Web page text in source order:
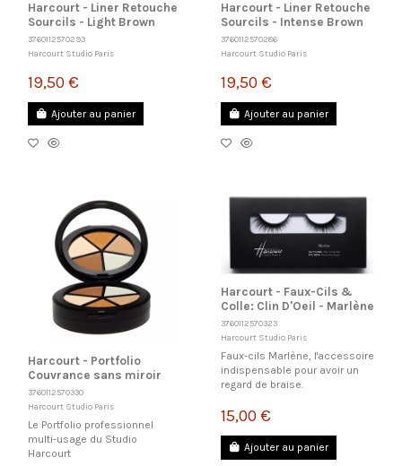
Harcourt - Liner Retouche
Sourcils - Light Brown
3760112570293
Harcourt Studio Paris
19,50 €
Ajouter au panier
Harcourt - Liner Retouche
Sourcils - Intense Brown
3760112570286
Harcourt Studio Paris
19,50 €
Ajouter au panier
Harcourt - Portfolio
Couvrance sans miroir
3760112570330
Harcourt Studio Paris
Le Portfolio professionnel
multi-usage du Studio
Harcourt
Harcourt - Faux-Cils &
Colle: Clin D'Oeil - Marlène
3760112570323
Harcourt Studio Paris
Faux-cils Marlène, l'accessoire
indispensable pour avoir un
regard de braise.
15,00 €
Ajouter au panier